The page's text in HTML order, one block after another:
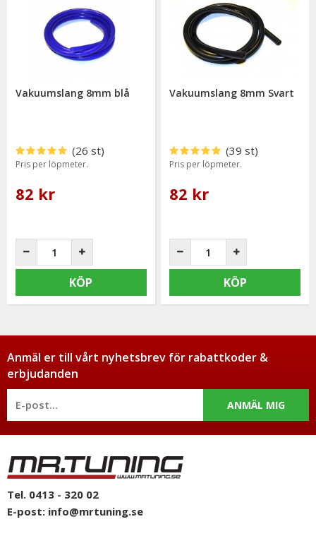
Vakuumslang 8mm blå
(26 st)
Pris per löpmeter.
82 kr
KÖP
Vakuumslang 8mm Svart
(39 st)
Pris per löpmeter.
82 kr
KÖP
Anmäl er till vårt nyhetsbrev för rabattkoder &
erbjudanden
ANMÄL MIG
Tel. 0413 - 320 02
E-post: info@mrtuning.se